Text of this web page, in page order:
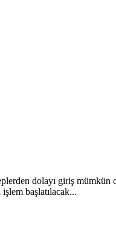
dolayı giriş
başlatılacak...